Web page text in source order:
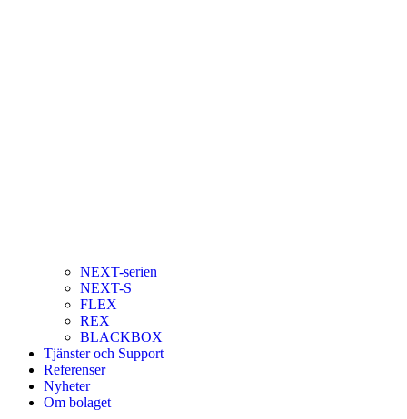
NEXT-serien
NEXT-S
FLEX
REX
BLACKBOX
Tjänster och Support
Referenser
Nyheter
Om bolaget